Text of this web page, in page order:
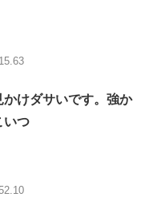
けダサいです。強か
いつ